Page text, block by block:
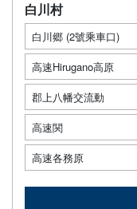
白川村
白川郷 (2號乘車口)
高速Hirugano高原
郡上八幡交流動
高速関
高速各務原